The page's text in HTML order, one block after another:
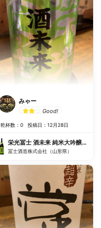
みゃー
Good!
乾杯数：0 投稿日：12月28日
栄光冨士 酒未来 純米大吟醸無濾
冨士酒造株式会社（山形県）